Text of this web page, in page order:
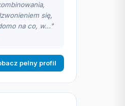
się,
na co, w..."
pelny profil